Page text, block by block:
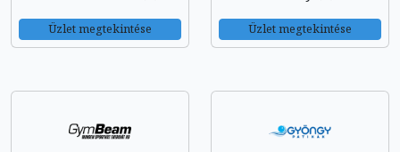
Üzlet megtekintése Üzlet megtekintése